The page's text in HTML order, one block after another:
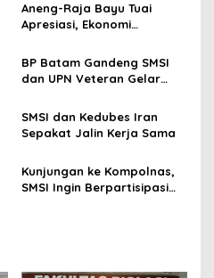
Aneng-Raja Bayu Tuai
Apresiasi, Ekonomi
Melesat 15,54 Persen
BP Batam Gandeng SMSI
dan UPN Veteran Gelar
SMSI dan Kedubes Iran
Sepakat Jalin Kerja Sama
Kunjungan ke Kompolnas,
SMSI Ingin Berpartisipasi